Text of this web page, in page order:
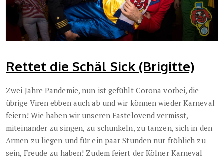
Rettet die Schäl Sick (Brigitte)
Zwei Jahre Pandemie, nun ist gefühlt Corona vorbei, die
übrige Viren ebben auch ab und wir können wieder Karneval
feiern! Wie haben wir unseren Fastelovend vermisst,
miteinander zu singen, zu schunkeln, zu tanzen, sich in den
Armen zu liegen und für ein paar Stunden nur fröhlich zu
sein, Freude zu haben! Zudem feiert der Kölner Karneval